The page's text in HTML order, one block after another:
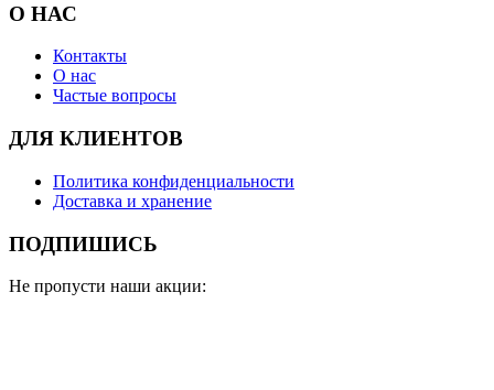
О НАС
Контакты
О нас
Частые вопросы
ДЛЯ КЛИЕНТОВ
Политика конфиденциальности
Доставка и хранение
ПОДПИШИСЬ
Не пропусти наши акции: